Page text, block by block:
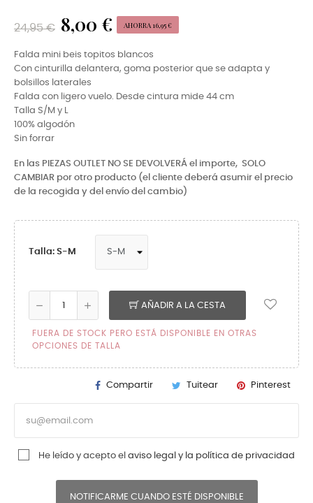
24,95 € 8,00 € AHORRA 16,95 €
Falda mini beis topitos blancos
Con cinturilla delantera, goma posterior que se adapta y
bolsillos laterales
Falda con ligero vuelo. Desde cintura mide 44 cm
Talla S/M y L
100% algodón
Sin forrar
En las PIEZAS OUTLET NO SE DEVOLVERÁ el importe, SOLO
CAMBIAR por otro producto (el cliente deberá asumir el precio
de la recogida y del envío del cambio)
Talla: S-M
AÑADIR A LA CESTA
FUERA DE STOCK PERO ESTÁ DISPONIBLE EN OTRAS
OPCIONES DE TALLA
Compartir Tuitear Pinterest
He leído y acepto el aviso legal y la política de privacidad
NOTIFICARME CUANDO ESTÉ DISPONIBLE